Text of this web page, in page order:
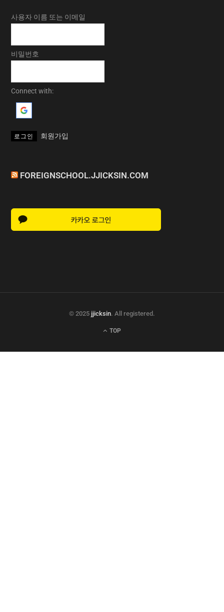
사용자 이름 또는 이메일
비밀번호
Connect with:
회원가입
FOREIGNSCHOOL.JJICKSIN.COM
© 2025 jjicksin. All registered.
TOP